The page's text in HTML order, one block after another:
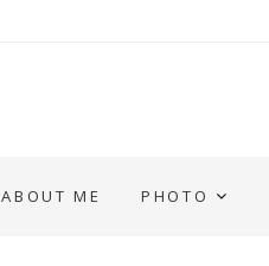
ABOUT ME PHOTO